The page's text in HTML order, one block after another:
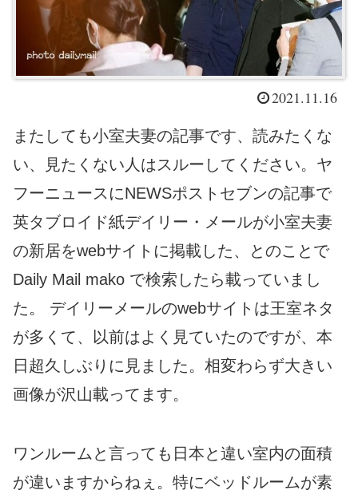
2021.11.16
またしても小室夫妻の記事です、読みたくな
い、見たくない人はスルーしてください。ヤ
フーニュースにNEWSポストセブンの記事で
英タブロイド紙デイリー・メールが小室夫妻
の新居をwebサイトに掲載した、とのことで
Daily Mail mako で検索したら載っていまし
た。 デイリーメールのwebサイトは王室ネタ
が多くて、以前はよく見ていたのですが、本
日超久しぶりに見ました。相変わらず大きい
画像が沢山載ってます。
ワンルームと言っても日本と違い室内の面積
が違いますからねぇ。特にベッドルームが素